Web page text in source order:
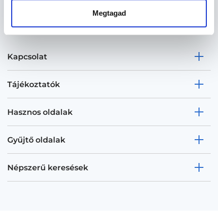
Megtagad
Kapcsolat
Tájékoztatók
Hasznos oldalak
Gyűjtő oldalak
Népszerű keresések